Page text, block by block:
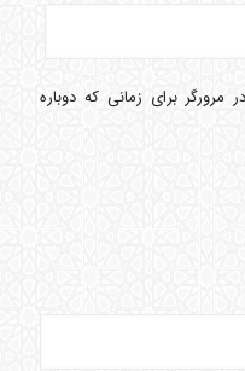
برای زمانی که دوباره